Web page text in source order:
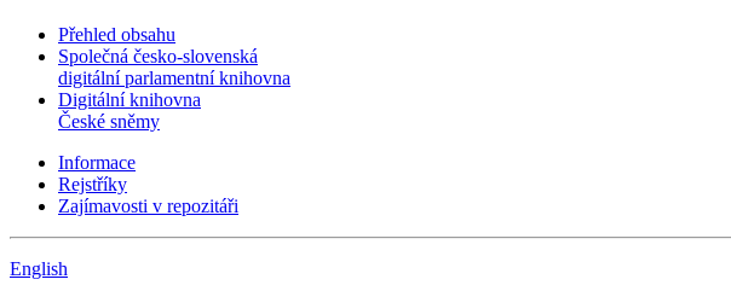
Přehled obsahu
Společná česko-slovenská
digitální parlamentní knihovna
Digitální knihovna
České sněmy
Informace
Rejstříky
Zajímavosti v repozitáři
English